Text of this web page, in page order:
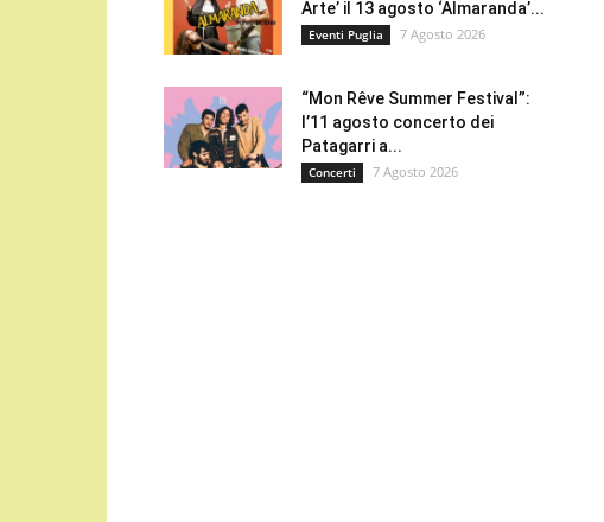
Arte’ il 13 agosto ‘Almaranda’...
Eventi Puglia 7 Agosto 2026
“Mon Rêve Summer Festival”:
l’11 agosto concerto dei
Patagarri a...
Concerti 7 Agosto 2026